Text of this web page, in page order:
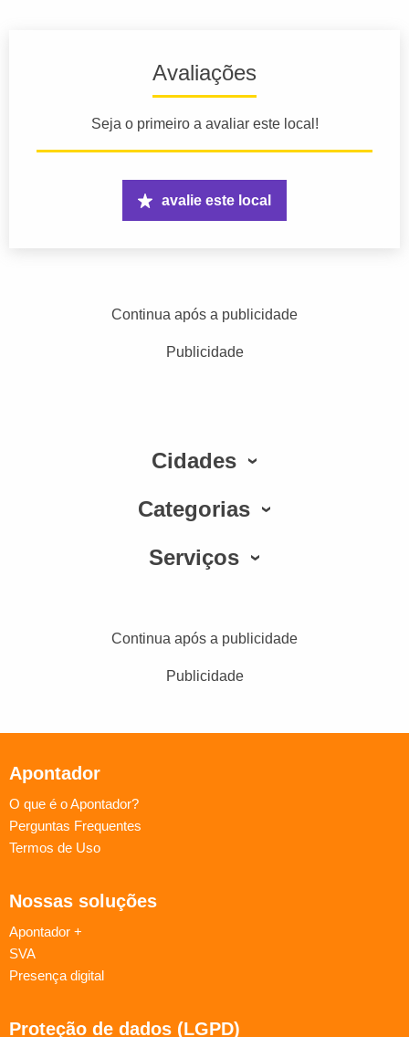
Avaliações
Seja o primeiro a avaliar este local!
avalie este local
Continua após a publicidade
Publicidade
Cidades
Categorias
Serviços
Continua após a publicidade
Publicidade
Apontador
O que é o Apontador?
Perguntas Frequentes
Termos de Uso
Nossas soluções
Apontador +
SVA
Presença digital
Proteção de dados (LGPD)